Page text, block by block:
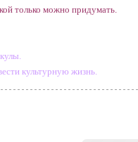
только можно придумать.
культурную жизнь.